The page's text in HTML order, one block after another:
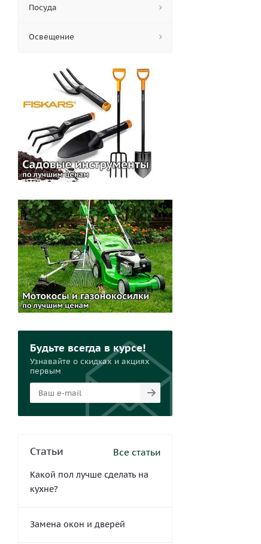
Посуда
Освещение
Будьте всегда в курсе!
Узнавайте о скидках и акциях
первым
Статьи Все статьи
Какой пол лучше сделать на
кухне?
Замена окон и дверей